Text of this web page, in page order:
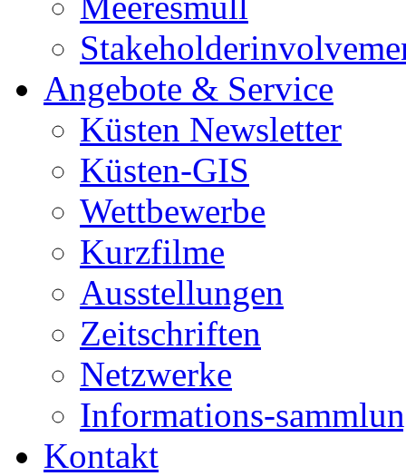
Angebote & Service
Küsten Newsletter
Küsten-GIS
Wettbewerbe
Kurzfilme
Ausstellungen
Zeitschriften
Netzwerke
Informations-
Kontakt